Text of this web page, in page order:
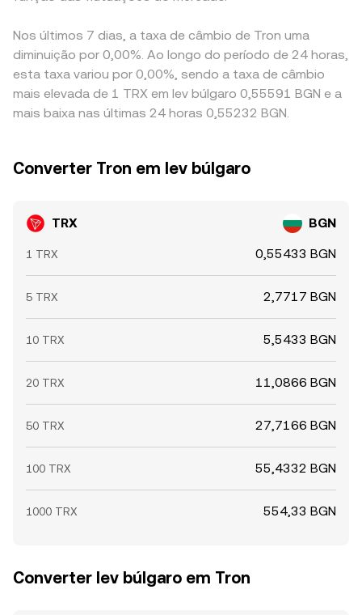
Nos últimos 7 dias, a taxa de câmbio de Tron uma
diminuição por 0,00%. Ao longo do período de 24 horas,
esta taxa variou por 0,00%, sendo a taxa de câmbio
mais elevada de 1 TRX em lev búlgaro 0,55591 BGN e a
mais baixa nas últimas 24 horas 0,55232 BGN.
Converter Tron em lev búlgaro
TRX BGN
1 TRX 0,55433 BGN
5 TRX 2,7717 BGN
10 TRX 5,5433 BGN
20 TRX 11,0866 BGN
50 TRX 27,7166 BGN
100 TRX 55,4332 BGN
1000 TRX 554,33 BGN
Converter lev búlgaro em Tron